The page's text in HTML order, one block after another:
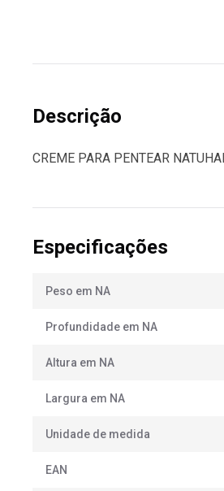
Descrição
CREME PARA PENTEAR
Especificações
Peso em NA
Profundidade em NA
Altura em NA
Largura em NA
Unidade de medida
EAN